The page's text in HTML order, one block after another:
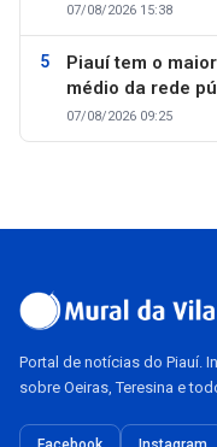
07/08/2026 15:38
Piauí tem o
médio da rede
07/08/2026 09:25
Portal de notícias do Piauí.
sobre Oeiras, Teresina e